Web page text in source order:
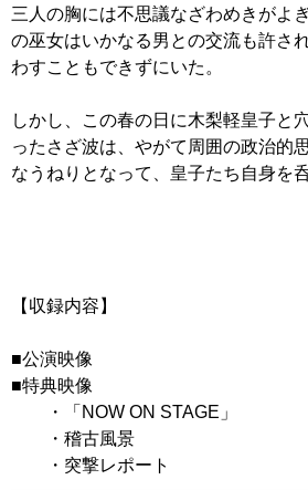
三人の胸には不思議なざわめきがよ
の巫女はいかなる男との交流も許さ
わすこともできずにいた。
しかし、この春の日に木梨軽皇子と
ったさざ波は、やがて周囲の政治的
なうねりとなって、皇子たち自身を
【収録内容】
■公演映像
■特典映像
・「NOW ON STAGE」
・稽古風景
・突撃レポート